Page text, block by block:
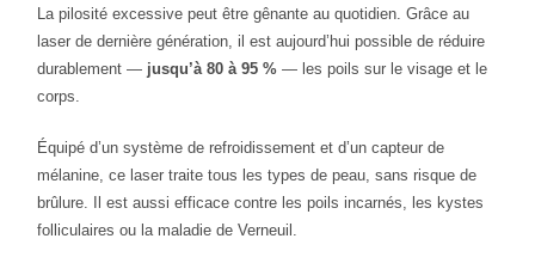
La pilosité excessive peut être gênante au quotidien. Grâce au
laser de dernière génération, il est aujourd’hui possible de réduire
durablement — jusqu’à 80 à 95 %— les poils sur le visage et le
corps.
Équipé d’un système de refroidissement et d’un capteur de
mélanine, ce laser traite tous les types de peau, sans risque de
brûlure. Il est aussi efficace contre les poils incarnés, les kystes
folliculaires ou la maladie de Verneuil.